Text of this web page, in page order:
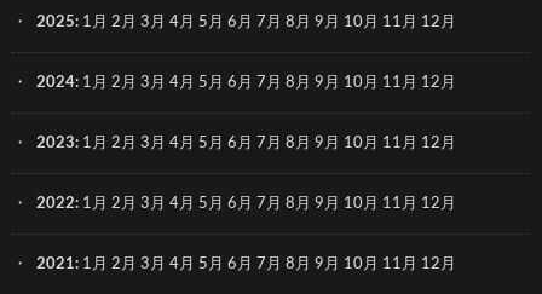
2025: 1月 2月 3月 4月 5月 6月 7月 8月 9月 10月 11月 12月
2024: 1月 2月 3月 4月 5月 6月 7月 8月 9月 10月 11月 12月
2023: 1月 2月 3月 4月 5月 6月 7月 8月 9月 10月 11月 12月
2022: 1月 2月 3月 4月 5月 6月 7月 8月 9月 10月 11月 12月
2021: 1月 2月 3月 4月 5月 6月 7月 8月 9月 10月 11月 12月